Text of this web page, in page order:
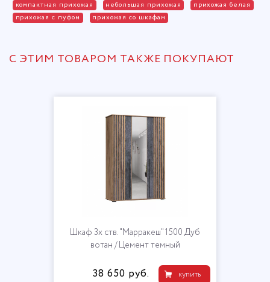
компактная прихожая небольшая прихожая
прихожая белая
прихожая с пуфом
прихожая со шкафам
С ЭТИМ ТОВАРОМ ТАКЖЕ ПОКУПАЮТ
Шкаф 3х ств. "Марракеш" 1500 Дуб
вотан / Цемент темный
купить
38 650 руб.